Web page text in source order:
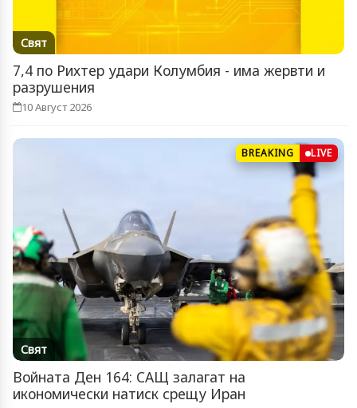
Свят
7,4 по Рихтер удари Колумбия - има жервти и
разрушения
10 Август 2026
BREAKING LIVE
Свят
Войната Ден 164: САЩ залагат на
икономически натиск срещу Иран